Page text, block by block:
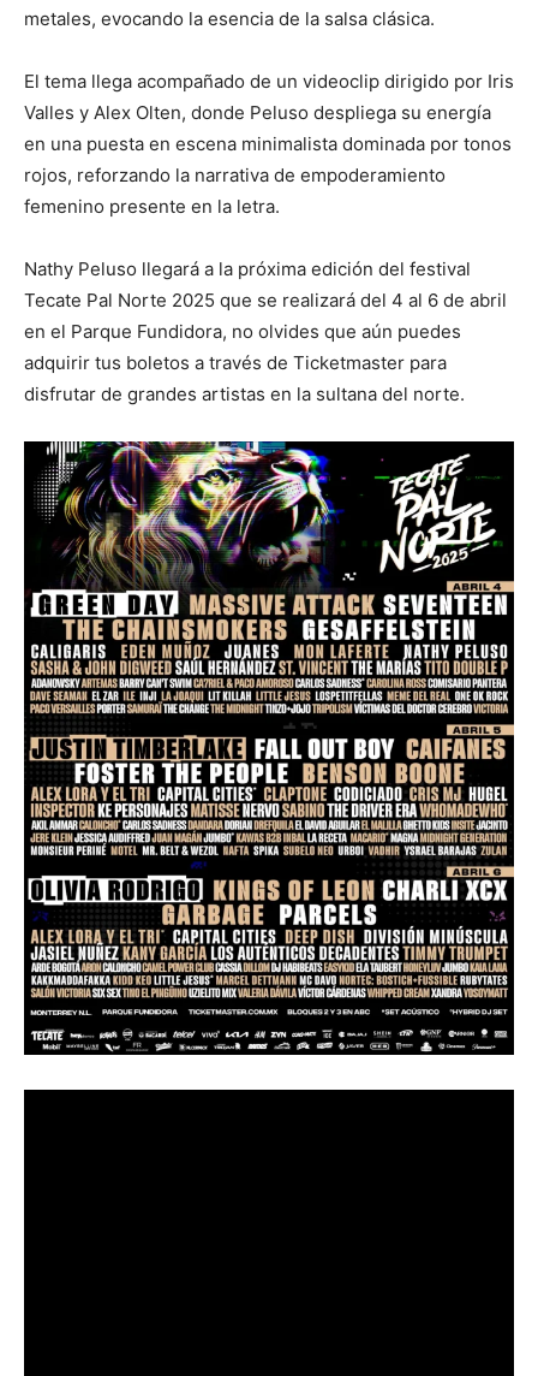
metales, evocando la esencia de la salsa clásica.
El tema llega acompañado de un videoclip dirigido por Iris
Valles y Alex Olten, donde Peluso despliega su energía
en una puesta en escena minimalista dominada por tonos
rojos, reforzando la narrativa de empoderamiento
femenino presente en la letra.
Nathy Peluso llegará a la próxima edición del festival
Tecate Pal Norte 2025 que se realizará del 4 al 6 de abril
en el Parque Fundidora, no olvides que aún puedes
adquirir tus boletos a través de Ticketmaster para
disfrutar de grandes artistas en la sultana del norte.